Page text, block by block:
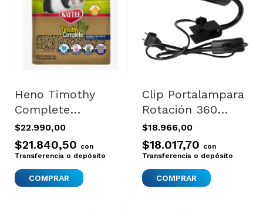
Heno Timothy
Complete
Alimento Cobayos
Kaytee Pellets
2.2kg
$22.990,00
$21.840,50 con
Transferencia o depósito
Clip Portalampara
Rotación 360
Reptiles Terrario
Flexible
$18.966,00
$18.017,70 con
Transferencia o depósito